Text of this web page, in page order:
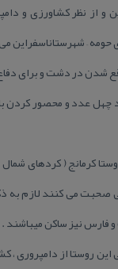
و از نظر كشاورزی و
– شهرستاناسفراین
شدن در دشت و برای
چهل عدد و محصور كردن
كرمانج ( كردهای
صحبت می كنند لازم به
و فارس نیز ساكن میباشند .
روستا از دامپروری ،